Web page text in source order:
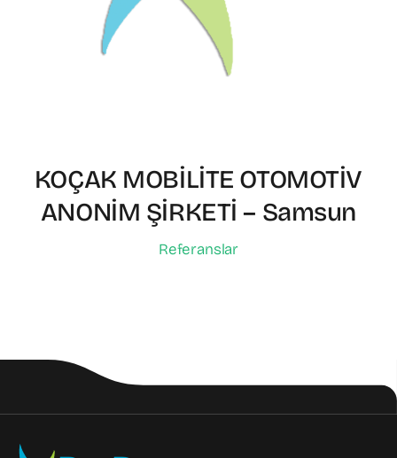
KOÇAK MOBİLİTE OTOMOTİV
ANONİM ŞİRKETİ – Samsun
Referanslar